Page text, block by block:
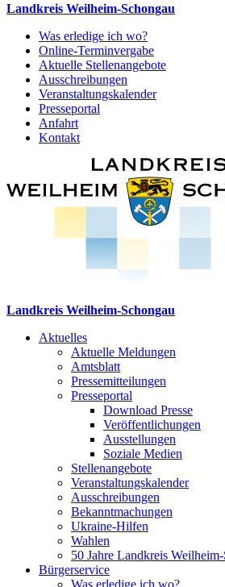
Landkreis Weilheim-Schongau
Was erledige ich wo?
Online-Terminvergabe
Aktuelle Stellenangebote
Ausschreibungen
Veranstaltungskalender
Presseportal
Anfahrt
Kontakt
Landkreis Weilheim-Schongau
Aktuelles
Aktuelle Meldungen
Amtsblatt
Pressemitteilungen
Presseportal
Download Presse
Veröffentlichungen
Ausstellungen
Soziale Medien
Stellenangebote
Veranstaltungskalender
Ausschreibungen
Bekanntmachungen
Ukraine-Hilfen
Wahlen
50 Jahre Landkreis
Bürgerservice